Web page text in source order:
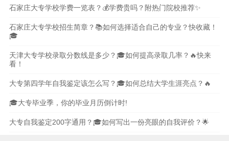
石家庄大专学校学费一览表？💰学费贵吗？附热门院校推荐✨
石家庄大专学校招生简章？📚如何选择适合自己的专业？快收藏！
🎓
天津大专学校录取分数线是多少？🎓如何提高录取几率？🔥快来
看！
大专第四学年自我鉴定该怎么写？🎓如何总结大学生涯亮点？🔥
🎓大专毕业季，你的毕业月历倒计时!
大专自我鉴定200字通用？🎓如何写出一份亮眼的自我评价？🌟